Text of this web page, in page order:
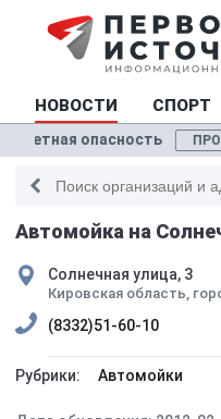
НОВОСТИ СПОРТ
опасность
Автомойка на
Солнечная улица, 3
Кировская область,
(8332)51-60-10
Рубрики: Автомойки